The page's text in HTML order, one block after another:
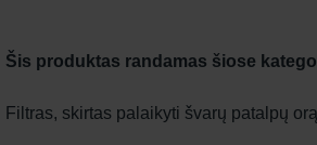
Šis produktas randamas šiose
Filtras, skirtas palaikyti švarų patalpų